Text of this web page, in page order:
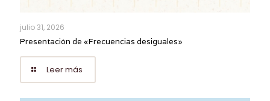
julio 31, 2026
Presentación de «Frecuencias desiguales»
Leer más